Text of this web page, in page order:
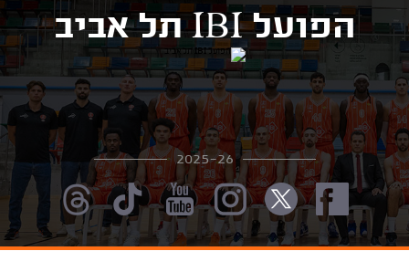
הפועל IBI תל אביב
2025-26